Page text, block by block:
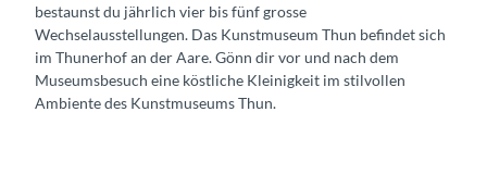
bestaunst du jährlich vier bis fünf grosse
Wechselausstellungen. Das Kunstmuseum Thun befindet sich
im Thunerhof an der Aare. Gönn dir vor und nach dem
Museumsbesuch eine köstliche Kleinigkeit im stilvollen
Ambiente des Kunstmuseums Thun.